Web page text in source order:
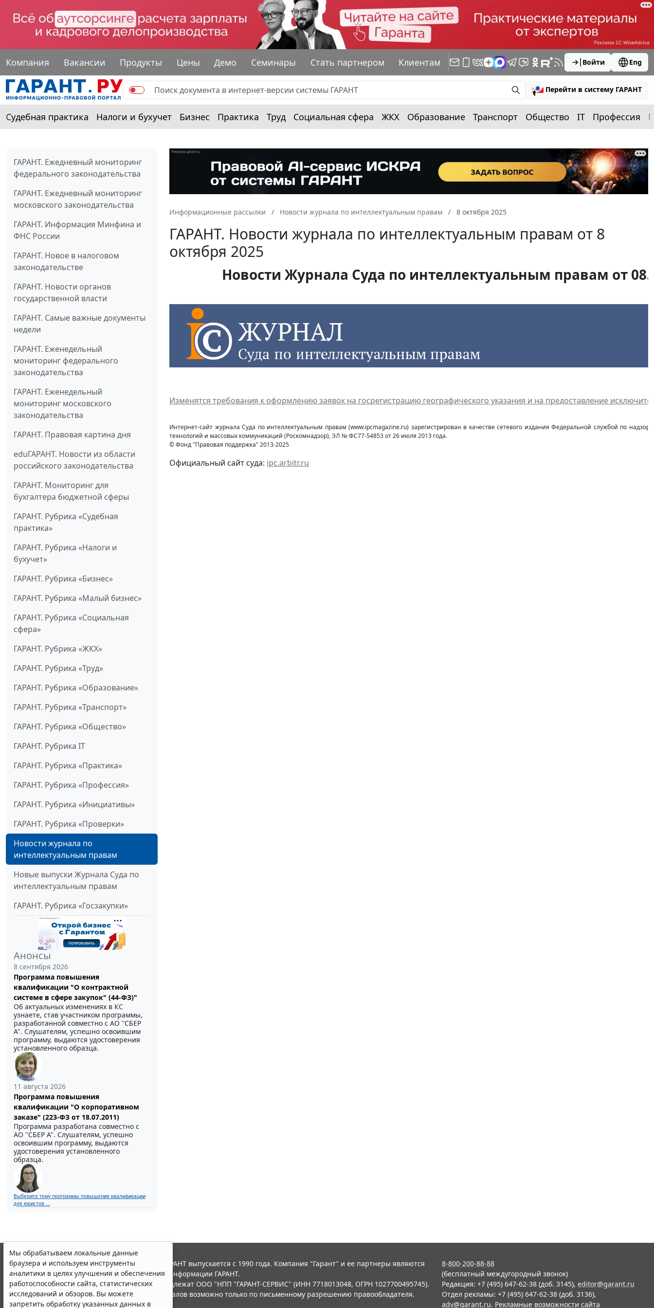
Компания Вакансии Продукты Цены Демо Семинары Стать партнером Клиентам Войти Eng
Перейти в систему ГАРАНТ
Судебная практика Налоги и бухучет Бизнес Практика Труд Социальная сфера ЖКХ Образование Транспорт Общество IT Профессия
ГАРАНТ. Ежедневный мониторинг
федерального законодательства
ГАРАНТ. Ежедневный мониторинг
московского законодательства
ГАРАНТ. Информация Минфина и
ФНС России
ГАРАНТ. Новое в налоговом
законодательстве
ГАРАНТ. Новости органов
государственной власти
ГАРАНТ. Самые важные документы
недели
ГАРАНТ. Еженедельный
мониторинг федерального
законодательства
ГАРАНТ. Еженедельный
мониторинг московского
законодательства
ГАРАНТ. Правовая картина дня
eduГАРАНТ. Новости из области
российского законодательства
ГАРАНТ. Мониторинг для
бухгалтера бюджетной сферы
ГАРАНТ. Рубрика «Судебная
практика»
ГАРАНТ. Рубрика «Налоги и
бухучет»
ГАРАНТ. Рубрика «Бизнес»
ГАРАНТ. Рубрика «Малый бизнес»
ГАРАНТ. Рубрика «Социальная
сфера»
ГАРАНТ. Рубрика «ЖКХ»
ГАРАНТ. Рубрика «Труд»
ГАРАНТ. Рубрика «Образование»
ГАРАНТ. Рубрика «Транспорт»
ГАРАНТ. Рубрика «Общество»
ГАРАНТ. Рубрика IT
ГАРАНТ. Рубрика «Практика»
ГАРАНТ. Рубрика «Профессия»
ГАРАНТ. Рубрика «Инициативы»
ГАРАНТ. Рубрика «Проверки»
Новости журнала по
интеллектуальным правам
Новые выпуски Журнала Суда по
интеллектуальным правам
ГАРАНТ. Рубрика «Госзакупки»
Анонсы
8 сентября 2026
Программа повышения
квалификации "О контрактной
системе в сфере закупок" (44-ФЗ)"
Об актуальных изменениях в КС
узнаете, став участником программы,
разработанной совместно с АО ''СБЕР
А". Слушателям, успешно освоившим
программу, выдаются удостоверения
установленного образца.
11 августа 2026
Программа повышения
квалификации "О корпоративном
заказе" (223-ФЗ от 18.07.2011)
Программа разработана совместно с
АО ''СБЕР А". Слушателям, успешно
освоившим программу, выдаются
удостоверения установленного
образца.
Выберите тему программы повышения квалификации
для юристов ...
Информационные рассылки Новости журнала по интеллектуальным правам 8 октября 2025
ГАРАНТ. Новости журнала по интеллектуальным правам от 8
октября 2025
Новости Журнала Суда по интеллектуальным правам от
Изменятся требования к оформлению заявок на госрегистрацию географического указания и на предоставление
Интернет-сайт журнала Суда по интеллектуальным правам (www.ipcmagazine.ru) зарегистрирован в качестве сетевого издания Федеральной службой по
технологий и массовых коммуникаций (Роcкомнадзор), ЭЛ № ФС77-54853 от 26 июля 2013 года.
© Фонд "Правовая поддержка" 2013-2025
Официальный сайт суда: ipc.arbitr.ru
Мы обрабатываем локальные данные
браузера и используем инструменты
аналитики в целях улучшения и обеспечения
работоспособности сайта, статистических
исследований и обзоров. Вы можете
запретить обработку указанных данных в
© ООО "НПП "ГАРАНТ-СЕРВИС", 2026. Система ГАРАНТ выпускается с 1990 года. Компания "Гарант" и ее партнеры являются
участниками Российской ассоциации правовой информации ГАРАНТ.
Все права на материалы сайта ГАРАНТ.РУ принадлежат ООО "НПП "ГАРАНТ-СЕРВИС" (ИНН 7718013048, ОГРН 1027700495745).
Полное или частичное воспроизведение материалов возможно только по письменному разрешению правообладателя.
Правила использования портала.
8-800-200-88-88
(бесплатный междугородный звонок)
Редакция: +7 (495) 647-62-38 (доб. 3145), editor@garant.ru
Отдел рекламы: +7 (495) 647-62-38 (доб. 3136),
adv@garant.ru. Рекламные возможности сайта